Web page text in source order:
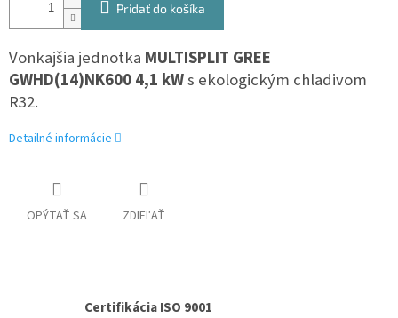
Pridať do košíka
Vonkajšia jednotka MULTISPLIT GREE
GWHD(14)NK600 4,1 kWs ekologickým chladivom
R32.
Detailné informácie
OPÝTAŤ SA ZDIEĽAŤ
Certifikácia ISO 9001